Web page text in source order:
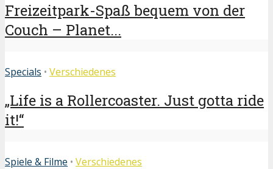
Freizeitpark-Spaß bequem von der
Couch – Planet...
Specials • Verschiedenes
„Life is a Rollercoaster. Just gotta ride
it!“
Spiele & Filme • Verschiedenes